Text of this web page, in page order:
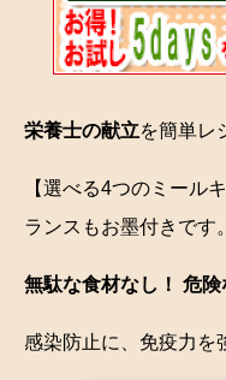
栄養士の献立を簡単レ
【選べる4つのミール
ランスもお墨付きです。
無駄な食材なし！ 危険
感染防止に、免疫力を